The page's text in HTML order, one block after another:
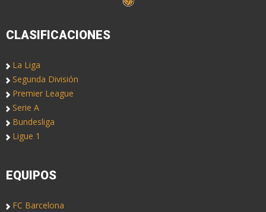
CLASIFICACIONES
La Liga
Segunda División
Premier League
Serie A
Bundesliga
Ligue 1
EQUIPOS
FC Barcelona